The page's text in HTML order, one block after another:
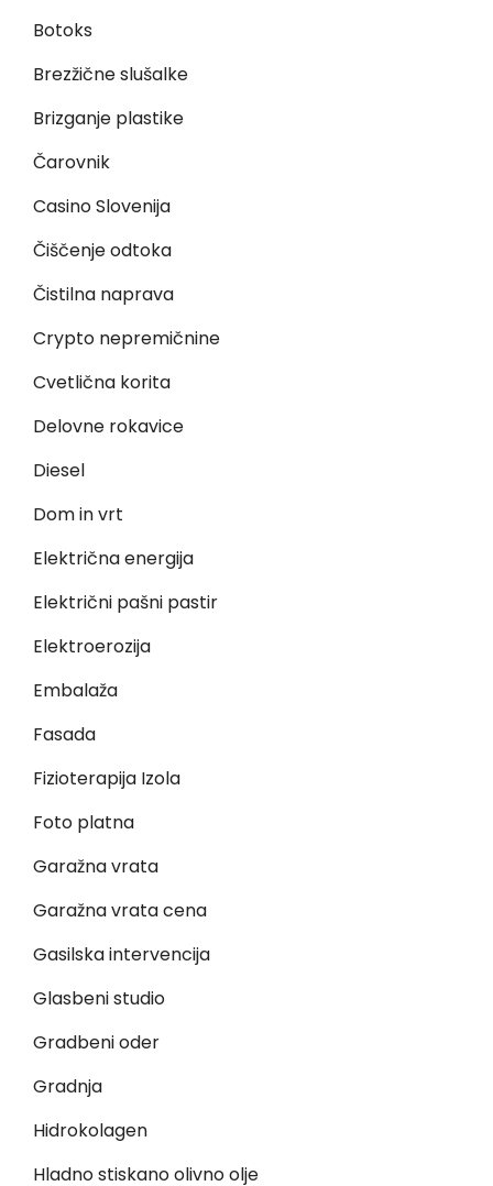
Botoks
Brezžične slušalke
Brizganje plastike
Čarovnik
Casino Slovenija
Čiščenje odtoka
Čistilna naprava
Crypto nepremičnine
Cvetlična korita
Delovne rokavice
Diesel
Dom in vrt
Električna energija
Električni pašni pastir
Elektroerozija
Embalaža
Fasada
Fizioterapija Izola
Foto platna
Garažna vrata
Garažna vrata cena
Gasilska intervencija
Glasbeni studio
Gradbeni oder
Gradnja
Hidrokolagen
Hladno stiskano olivno olje